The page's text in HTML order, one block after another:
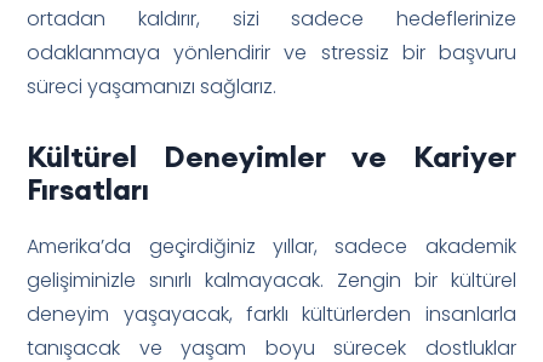
ortadan kaldırır, sizi sadece hedeflerinize
odaklanmaya yönlendirir ve stressiz bir başvuru
süreci yaşamanızı sağlarız.
Kültürel Deneyimler ve Kariyer
Fırsatları
Amerika’da geçirdiğiniz yıllar, sadece akademik
gelişiminizle sınırlı kalmayacak. Zengin bir kültürel
deneyim yaşayacak, farklı kültürlerden insanlarla
tanışacak ve yaşam boyu sürecek dostluklar